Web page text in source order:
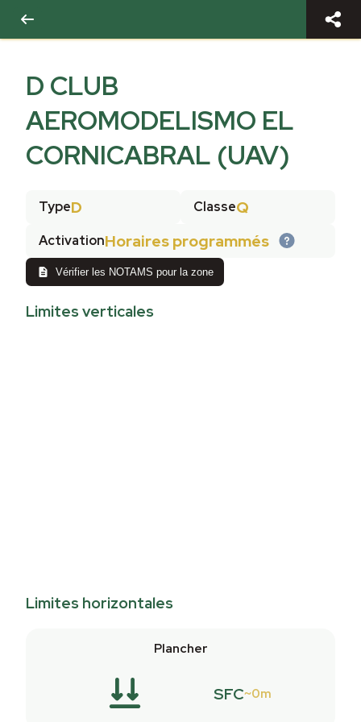
D CLUB
AEROMODELISMO EL
CORNICABRAL (UAV)
TypeD ClasseQ
ActivationHoraires programmés
Vérifier les NOTAMS pour la zone
Limites verticales
Limites horizontales
Plancher
SFC 0m